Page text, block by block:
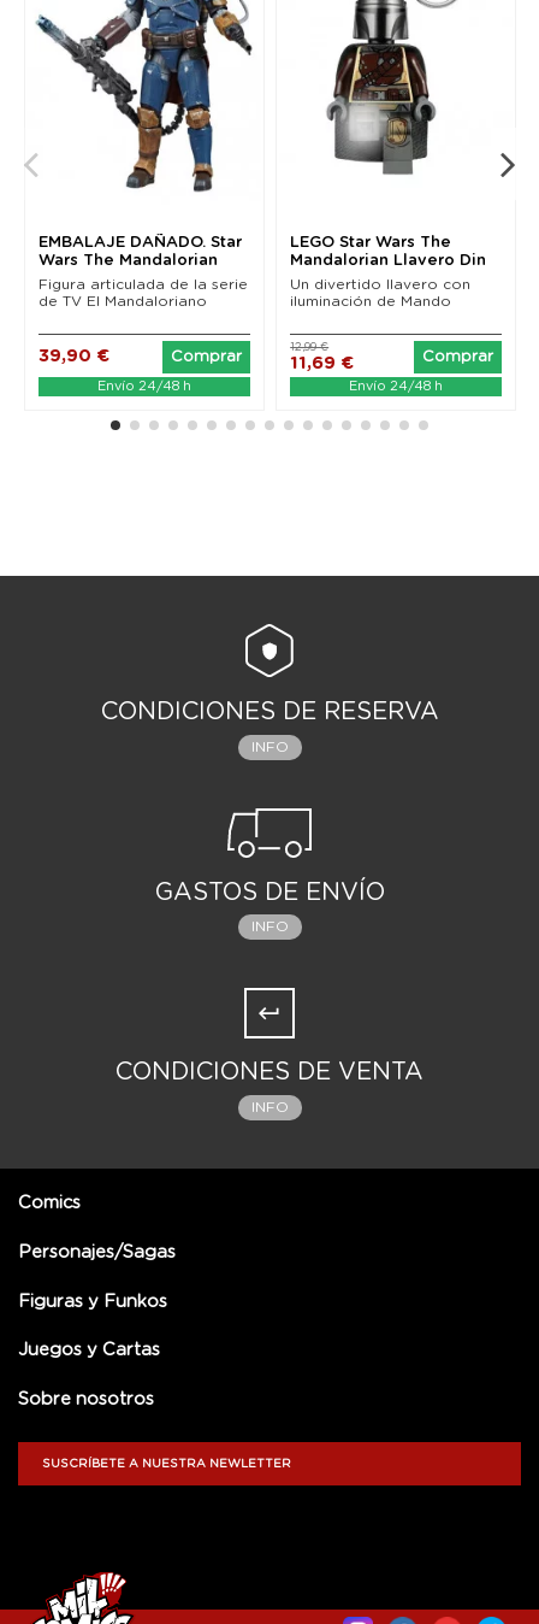
EMBALAJE DAÑADO. Star
Wars The Mandalorian
Black Series...
Figura articulada de la serie
de TV El Mandaloriano
39,90 € Comprar
Envío 24/48 h
LEGO Star Wars The
Mandalorian Llavero Din
Djarin 6 cm
Un divertido llavero con
iluminación de Mando
11,69 €
12,99 €
Comprar
Envío 24/48 h
CONDICIONES DE RESERVA
INFO
GASTOS DE ENVÍO
INFO
CONDICIONES DE VENTA
INFO
Comics
Personajes/Sagas
Figuras y Funkos
Juegos y Cartas
Sobre nosotros
SUSCRÍBETE A NUESTRA NEWLETTER